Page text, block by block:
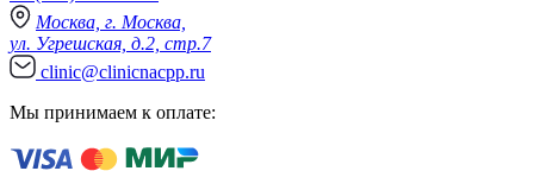
Москва, г. Москва,
ул. Угрешская, д.2, стр.7
clinic@clinicnacpp.ru
Мы принимаем к оплате: